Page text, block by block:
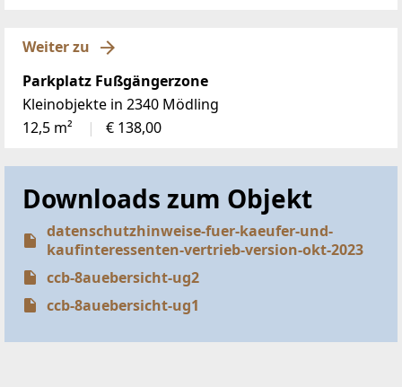
Weiter zu
Parkplatz Fußgängerzone
Kleinobjekte in 2340 Mödling
12,5 m²
€ 138,00
Downloads zum Objekt
datenschutzhinweise-fuer-kaeufer-und-
kaufinteressenten-vertrieb-version-okt-2023
ccb-8auebersicht-ug2
ccb-8auebersicht-ug1